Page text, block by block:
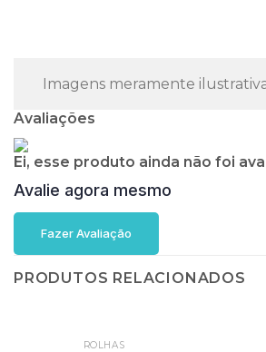
Imagens meramente
Avaliações
Ei, esse produto ainda não foi
Avalie agora mesmo
Fazer Avaliação
PRODUTOS RELACIONADOS
ROLHAS